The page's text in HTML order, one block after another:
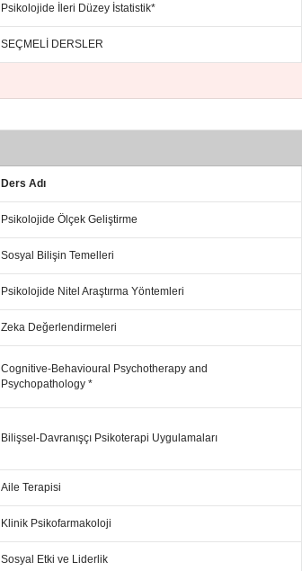
Psikolojide İleri Düzey İstatistik*
SEÇMELİ DERSLER
Ders Adı
Psikolojide Ölçek Geliştirme
Sosyal Bilişin Temelleri
Psikolojide Nitel Araştırma Yöntemleri
Zeka Değerlendirmeleri
Cognitive-Behavioural Psychotherapy and
Psychopathology *
Bilişsel-Davranışçı Psikoterapi Uygulamaları
Aile Terapisi
Klinik Psikofarmakoloji
Sosyal Etki ve Liderlik